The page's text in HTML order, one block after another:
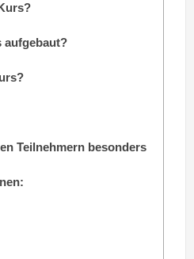
aufgebaut?
Teilnehmern besonders